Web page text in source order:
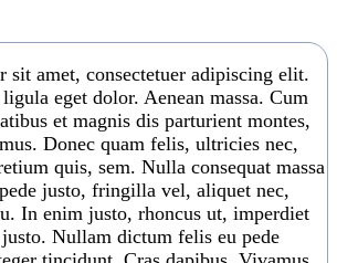
sit amet, consectetuer adipiscing elit.
eget dolor. Aenean massa. Cum
et magnis dis parturient montes,
Donec quam felis, ultricies nec,
quis, sem. Nulla consequat massa
justo, fringilla vel, aliquet nec,
In enim justo, rhoncus ut, imperdiet
Nullam dictum felis eu pede